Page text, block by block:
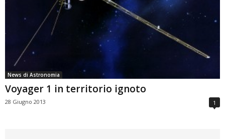
News di Astronomia
Voyager 1 in territorio ignoto
28 Giugno 2013 1